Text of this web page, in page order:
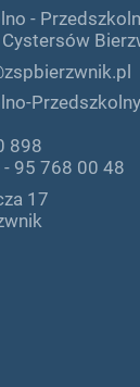
-
898
95 768 00 48
17